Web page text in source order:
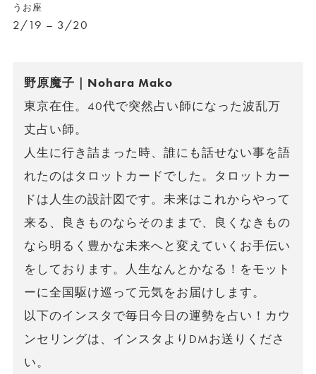
うお座
2/19 – 3/20
野原魔子｜Nohara Mako
東京在住。40代で突然占い師になった波乱万
丈占い師。
人生に行き詰まった時、誰にも話せない事を語
れたのはタロットカードでした。タロットカー
ドは人生の設計図です。未来はこれからやって
来る、良きものならそのままで、良くなきもの
なら明るく豊かな未来へと変えていくお手伝い
をしております。人生なんとかなる！をモット
ーに全国駆け巡って元気をお届けします。
以下のインスタで毎日今日の運勢を占い！カウ
ンセリングは、インスタよりDMお送りくださ
い。